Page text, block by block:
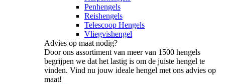
Penhengels
Reishengels
Telescoop Hengels
Vliegvishengel
Advies op maat nodig?
Door ons assortiment van meer van 1500 hengels
begrijpen we dat het lastig is om de juiste hengel te
vinden. Vind nu jouw ideale hengel met ons advies op
maat!